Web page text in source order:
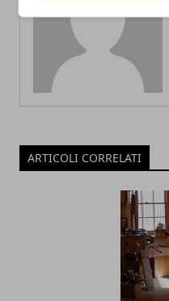
ARTICOLI CORRELATI